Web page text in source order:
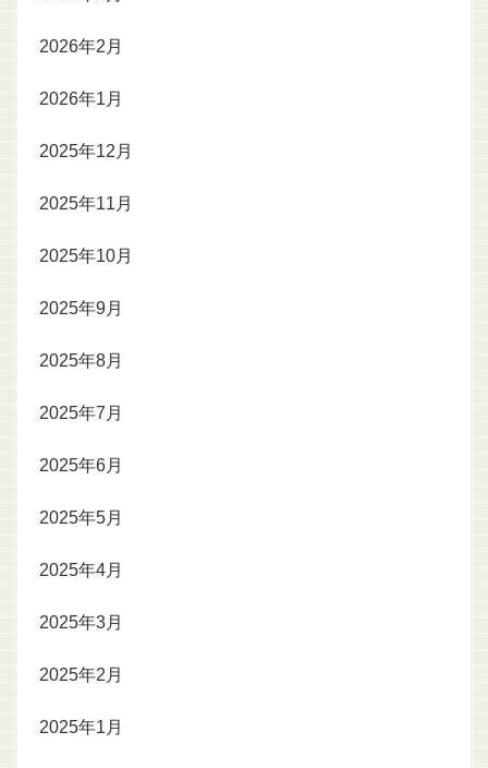
2026年2月
2026年1月
2025年12月
2025年11月
2025年10月
2025年9月
2025年8月
2025年7月
2025年6月
2025年5月
2025年4月
2025年3月
2025年2月
2025年1月